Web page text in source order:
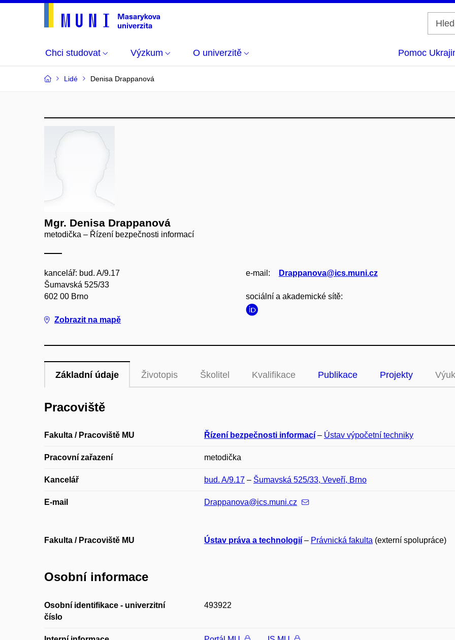
Chci studovat Výzkum O univerzitě Pomoc
Lidé Denisa Drappanová
Mgr. Denisa Drappanová
metodička – Řízení bezpečnosti informací
kancelář: bud. A/9.17
Šumavská 525/33
602 00 Brno
Zobrazit na mapě
e‑mail: Drappanova@ics.muni.cz
sociální a akademické sítě:
Základní údaje Životopis Školitel Kvalifikace Publikace Projekty
Pracoviště
Fakulta / Pracoviště MU Řízení bezpečnosti informací – Ústav výpočetní techniky
Pracovní zařazení metodička
Kancelář bud. A/9.17 – Šumavská 525/33, Veveří, Brno
E-mail Drappanova@ics.muni.cz
Fakulta / Pracoviště MU Ústav práva a technologií – Právnická fakulta (externí spolupráce)
Osobní informace
Osobní identifikace - univerzitní
číslo
493922